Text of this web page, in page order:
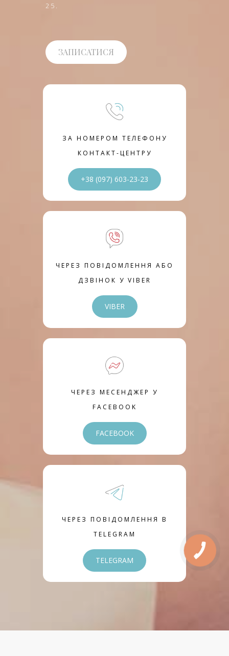
25.
ЗАПИСАТИСЯ
ЗА НОМЕРОМ ТЕЛЕФОНУ
КОНТАКТ-ЦЕНТРУ
+38 (097) 603-23-23
ЧЕРЕЗ ПОВІДОМЛЕННЯ АБО
ДЗВІНОК У VIBER
VIBER
ЧЕРЕЗ МЕСЕНДЖЕР У
FACEBOOK
FACEBOOK
ЧЕРЕЗ ПОВІДОМЛЕННЯ В
TELEGRAM
TELEGRAM